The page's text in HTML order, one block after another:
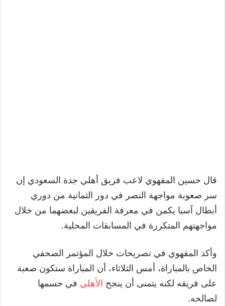
قال حسين المقهوي لاعب فريق أهلي جدة السعودي إن
سر صعوبة مواجهة النصر في دور الثمانية من دوري
أبطال آسيا يكمن في معرفة الفريقين لبعضهما من خلال
مواجهتهم المتكررة في المسابقات المحلية.
وأكد المقهوي في تصريحات خلال المؤتمر الصحفي
الخاص بالمباراة، أمس الثلاثاء، أن المباراة ستكون صعبة
على فريقه لكنه يتمنى أن ينجح الأهلي في حسمها
لصالحه.